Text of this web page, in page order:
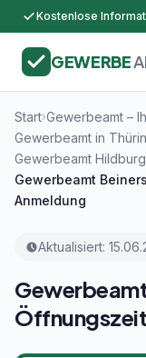
Kostenlose
GEWERBE
Start›Gewerbeamt –
Gewerbeamt in
Gewerbeamt
Gewerbeamt
Anmeldung
Aktualisiert: